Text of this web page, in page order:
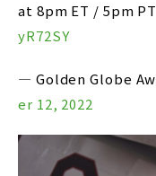
at 8pm ET / 5pm
yR72SY
— Golden Globe
er 12, 2022